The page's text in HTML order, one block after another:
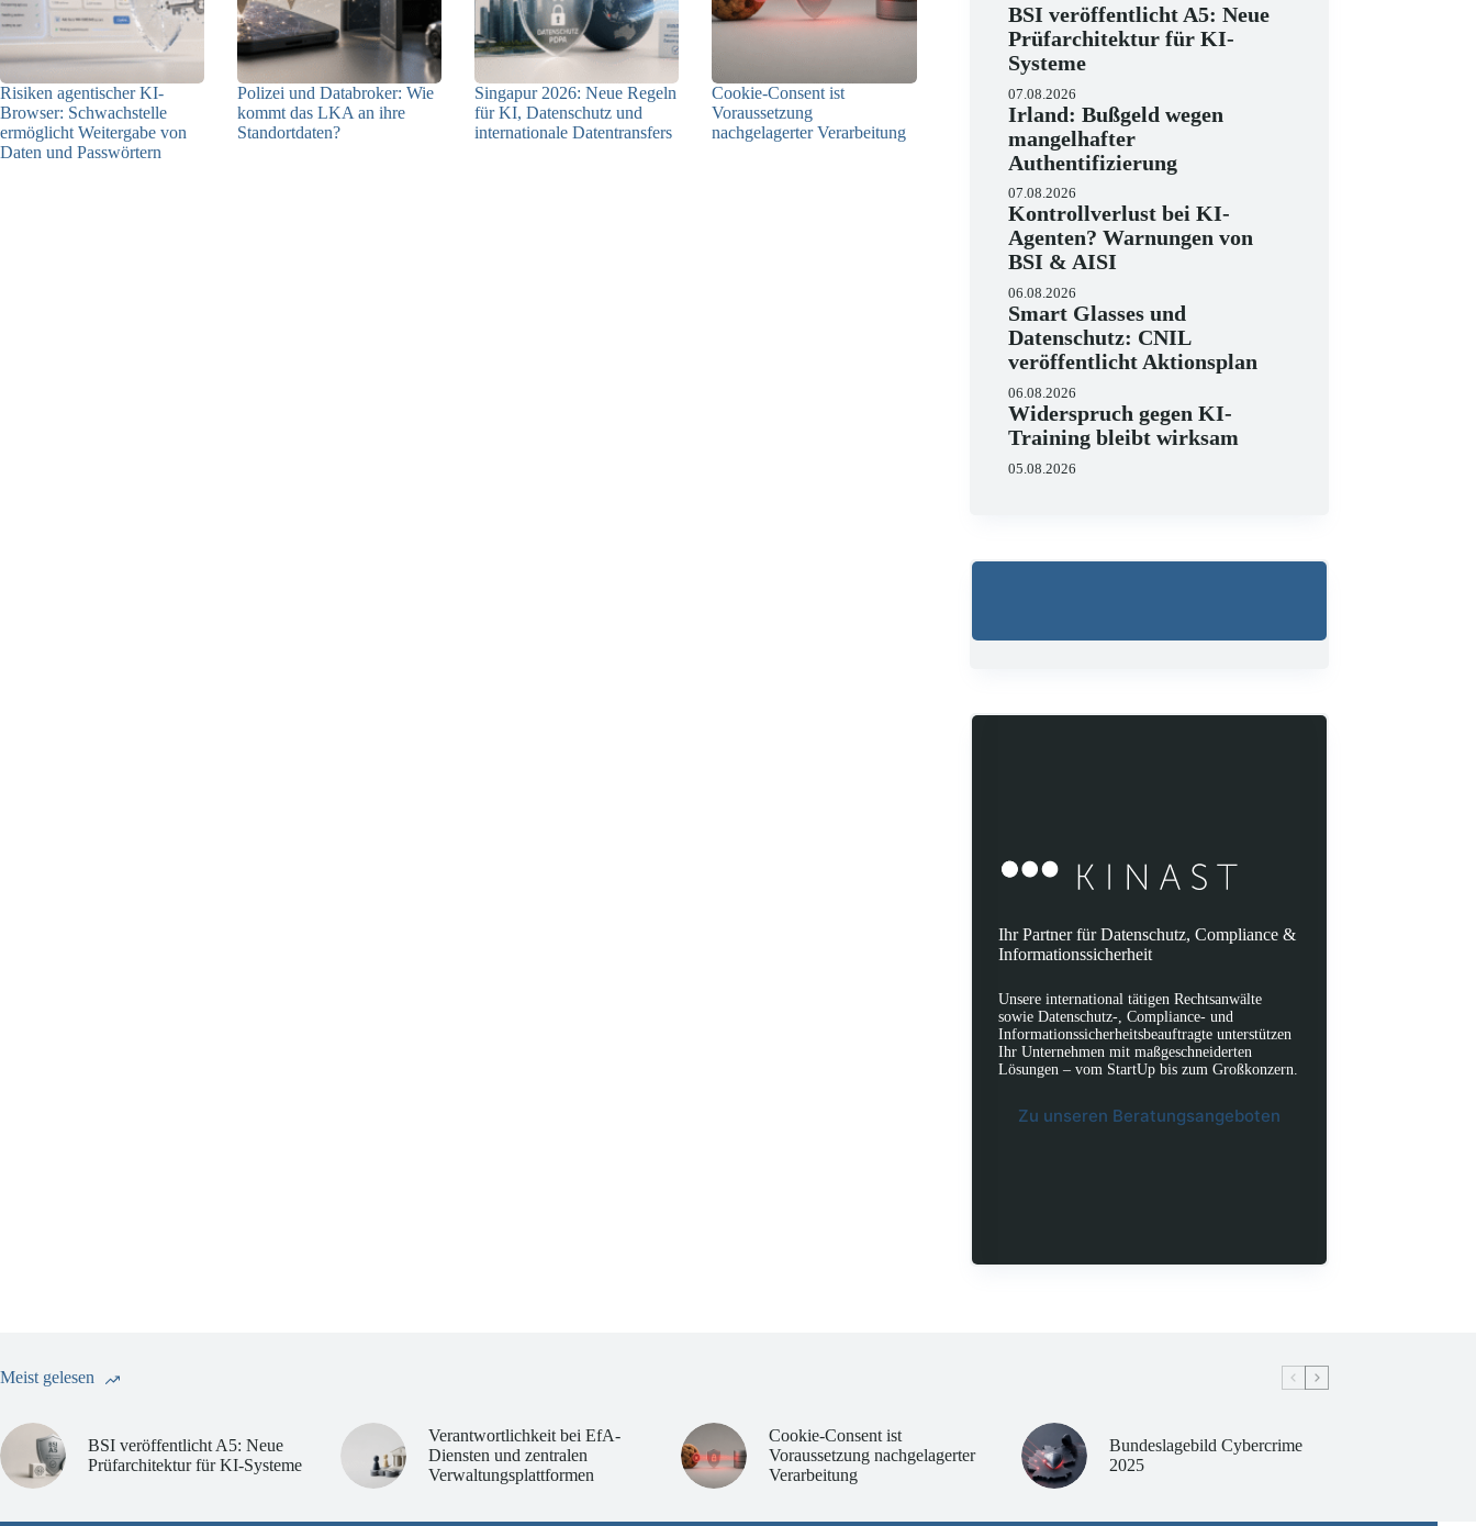
Risiken agentischer KI-
Browser: Schwachstelle
ermöglicht Weitergabe von
Daten und Passwörtern
Polizei und Databroker: Wie
kommt das LKA an ihre
Standortdaten?
Singapur 2026: Neue Regeln
für KI, Datenschutz und
internationale Datentransfers
Cookie-Consent ist
Voraussetzung
nachgelagerter Verarbeitung
BSI veröffentlicht A5: Neue
Prüfarchitektur für KI-
Systeme
07.08.2026
Irland: Bußgeld wegen
mangelhafter
Authentifizierung
07.08.2026
Kontrollverlust bei KI-
Agenten? Warnungen von
BSI & AISI
06.08.2026
Smart Glasses und
Datenschutz: CNIL
veröffentlicht Aktionsplan
06.08.2026
Widerspruch gegen KI-
Training bleibt wirksam
05.08.2026
Ihr Partner für Datenschutz, Compliance &
Informationssicherheit
Unsere international tätigen Rechtsanwälte
sowie Datenschutz-, Compliance- und
Informationssicherheitsbeauftragte unterstützen
Ihr Unternehmen mit maßgeschneiderten
Lösungen – vom StartUp bis zum Großkonzern.
Zu unseren Beratungsangeboten
Meist gelesen
BSI veröffentlicht A5: Neue
Prüfarchitektur für KI-Systeme
Verantwortlichkeit bei EfA-
Diensten und zentralen
Verwaltungsplattformen
Cookie-Consent ist
Voraussetzung nachgelagerter
Verarbeitung
Bundeslagebild Cybercrime
2025